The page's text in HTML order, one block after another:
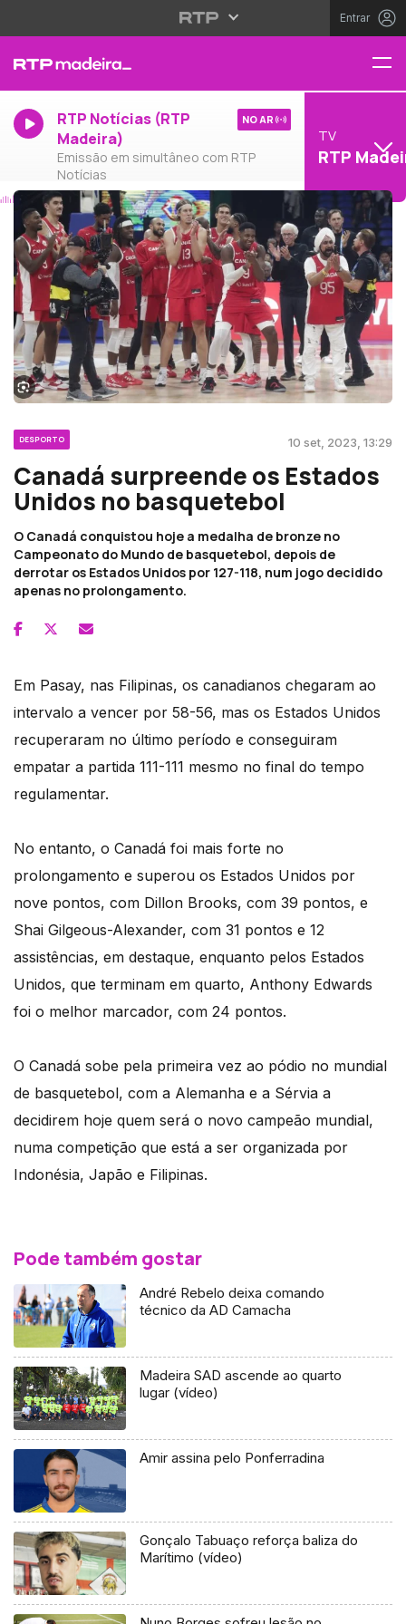
Entrar
RTP Notícias (RTP
Madeira)
Emissão em simultâneo com RTP
Notícias
NO AR
TV
RTP
DESPORTO 10 set, 2023, 13:29
Canadá surpreende os Estados
Unidos no basquetebol
O Canadá conquistou hoje a medalha de bronze no
Campeonato do Mundo de basquetebol, depois de
derrotar os Estados Unidos por 127-118, num jogo decidido
apenas no prolongamento.
Em Pasay, nas Filipinas, os canadianos chegaram ao
intervalo a vencer por 58-56, mas os Estados Unidos
recuperaram no último período e conseguiram
empatar a partida 111-111 mesmo no final do tempo
regulamentar.
No entanto, o Canadá foi mais forte no
prolongamento e superou os Estados Unidos por
nove pontos, com Dillon Brooks, com 39 pontos, e
Shai Gilgeous-Alexander, com 31 pontos e 12
assistências, em destaque, enquanto pelos Estados
Unidos, que terminam em quarto, Anthony Edwards
foi o melhor marcador, com 24 pontos.
O Canadá sobe pela primeira vez ao pódio no mundial
de basquetebol, com a Alemanha e a Sérvia a
decidirem hoje quem será o novo campeão mundial,
numa competição que está a ser organizada por
Indonésia, Japão e Filipinas.
Pode também gostar
André Rebelo deixa comando
técnico da AD Camacha
Madeira SAD ascende ao quarto
lugar (vídeo)
Amir assina pelo Ponferradina
Gonçalo Tabuaço reforça baliza do
Marítimo (vídeo)